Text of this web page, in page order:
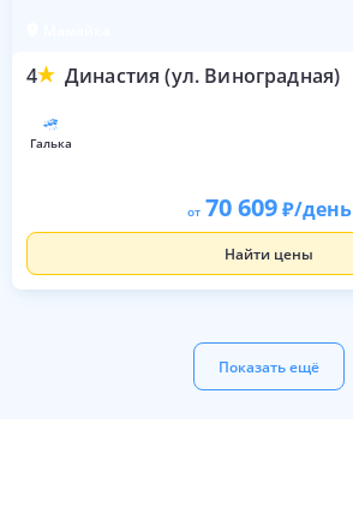
4 Династия (ул. Виноградная)
галька
от 70 609 /день
Найти цены
Показать ещё